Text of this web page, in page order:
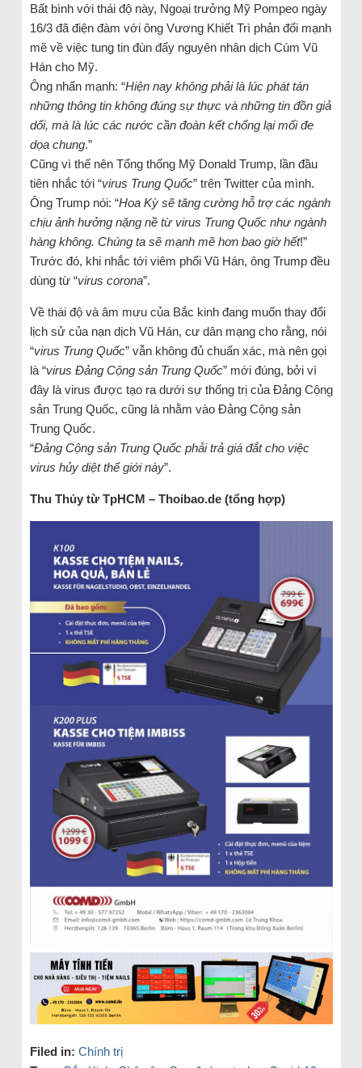
Bất bình với thái độ này, Ngoại trưởng Mỹ Pompeo ngày
16/3 đã điện đàm với ông Vương Khiết Trì phản đối mạnh
mẽ về việc tung tin đùn đẩy nguyên nhân dịch Cúm Vũ
Hán cho Mỹ.
Ông nhấn mạnh: “Hiện nay không phải là lúc phát tán
những thông tin không đúng sự thực và những tin đồn giả
dối, mà là lúc các nước cần đoàn kết chống lại mối đe
dọa chung.”
Cũng vì thế nên Tổng thống Mỹ Donald Trump, lần đầu
tiên nhắc tới “virus Trung Quốc” trên Twitter của mình.
Ông Trump nói: “Hoa Kỳ sẽ tăng cường hỗ trợ các ngành
chịu ảnh hưởng nặng nề từ virus Trung Quốc như ngành
hàng không. Chúng ta sẽ mạnh mẽ hơn bao giờ hết!”
Trước đó, khi nhắc tới viêm phổi Vũ Hán, ông Trump đều
dùng từ “virus corona”.
Về thái độ và âm mưu của Bắc kinh đang muốn thay đổi
lịch sử của nạn dịch Vũ Hán, cư dân mạng cho rằng, nói
“virus Trung Quốc” vẫn không đủ chuẩn xác, mà nên gọi
là “virus Đảng Cộng sản Trung Quốc” mới đúng, bởi vì
đây là virus được tạo ra dưới sự thống trị của Đảng Cộng
sản Trung Quốc, cũng là nhằm vào Đảng Cộng sản
Trung Quốc.
“Đảng Cộng sản Trung Quốc phải trả giá đắt cho việc
virus hủy diệt thế giới này”.
Thu Thủy từ TpHCM – Thoibao.de (tổng hợp)
Filed in: Chính trị